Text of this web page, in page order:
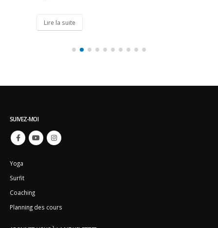
Lire la suite
SUIVEZ-MOI
Yoga
Surfit
Coaching
Planning des cours